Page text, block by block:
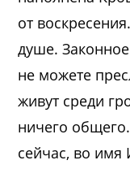
от
душе.
не можете
живут среди
ничего
сейчас, во имя